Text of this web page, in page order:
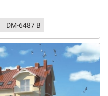
DM-6487 B